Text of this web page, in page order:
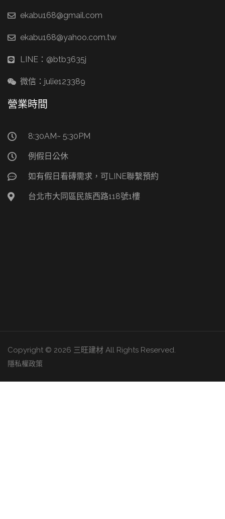
ekabu168@gmail.com
ekabu168@yahoo.com.tw
LINE：@btb3635j
微信：julie123389
營業時間
8:30AM~ 5:30PM
例假日公休
如有假日看磚需求，可LINE聯繫預約
台北市大同區民族西路118號1樓
Copyright © 2026 三旺建材 All Rights Reserved.
隱私權政策